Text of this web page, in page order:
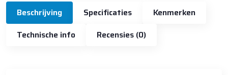
Beschrijving Specificaties
Kenmerken
Technische info
Recensies (0)